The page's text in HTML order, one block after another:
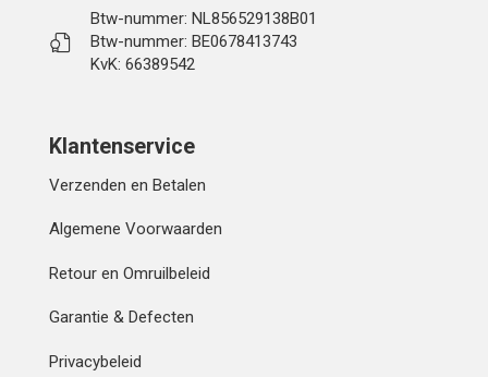
Btw-nummer: NL856529138B01
Btw-nummer: BE0678413743
KvK: 66389542
Klantenservice
Verzenden en Betalen
Algemene Voorwaarden
Retour en Omruilbeleid
Garantie & Defecten
Privacybeleid